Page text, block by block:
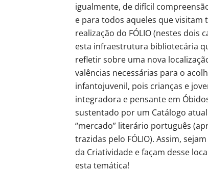
igualmente, de difícil
e para todos aqueles que visitam
realização do FÓLIO (nestes dois
esta infraestrutura bibliotecária
refletir sobre uma nova
valências necessárias para o
infantojuvenil, pois crianças e
integradora e pensante em
sustentado por um Catálogo
“mercado” literário português
trazidas pelo FÓLIO). Assim,
da Criatividade e façam desse
esta temática!